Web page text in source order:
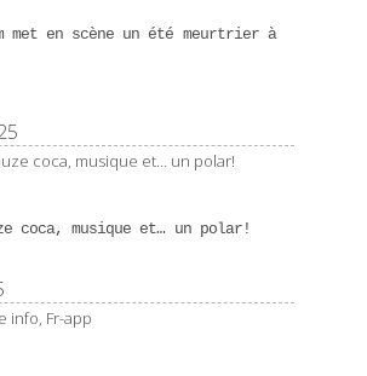
met en scène un été meurtrier à
coca, musique et… un polar!